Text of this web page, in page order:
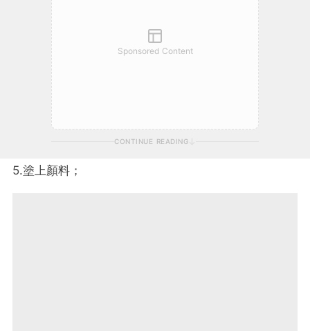
Sponsored Content
CONTINUE READING
5.塗上顏料；